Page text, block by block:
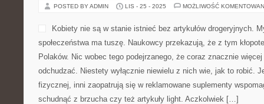
POSTED BY ADMIN LIS - 25 - 2025 MOŻLIWOŚĆ
Kobiety nie są w stanie istnieć bez artykułów drogeryjnych.
społeczeństwa ma tuszę. Naukowcy przekazują, że z tym
Polaków. Nic wobec tego podejrzanego, że coraz znacznie
odchudzać. Niestety wyłącznie niewielu z nich wie, jak to robić.
fizycznej, inni zaopatrują się w reklamowane suplementy
schudnąć z brzucha czy też artykuły light. Aczkolwiek […]